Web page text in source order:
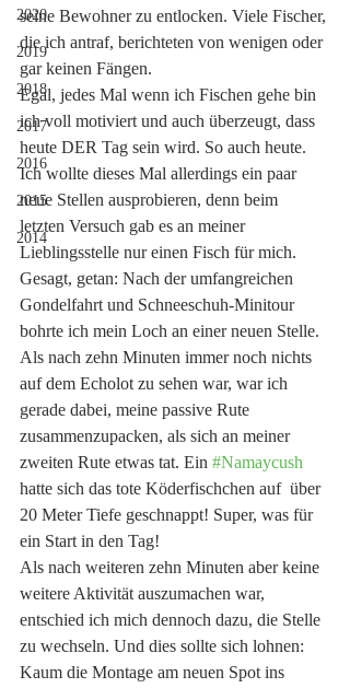
2020
2019
2018
2017
2016
2015
2014
seine Bewohner zu entlocken. Viele Fischer,
die ich antraf, berichteten von wenigen oder
gar keinen Fängen.
Egal, jedes Mal wenn ich Fischen gehe bin
ich voll motiviert und auch überzeugt, dass
heute DER Tag sein wird. So auch heute.
Ich wollte dieses Mal allerdings ein paar
neue Stellen ausprobieren, denn beim
letzten Versuch gab es an meiner
Lieblingsstelle nur einen Fisch für mich.
Gesagt, getan: Nach der umfangreichen
Gondelfahrt und Schneeschuh-Minitour
bohrte ich mein Loch an einer neuen Stelle.
Als nach zehn Minuten immer noch nichts
auf dem Echolot zu sehen war, war ich
gerade dabei, meine passive Rute
zusammenzupacken, als sich an meiner
zweiten Rute etwas tat. Ein #Namaycush
hatte sich das tote Köderfischchen auf  über
20 Meter Tiefe geschnappt! Super, was für
ein Start in den Tag!
Als nach weiteren zehn Minuten aber keine
weitere Aktivität auszumachen war,
entschied ich mich dennoch dazu, die Stelle
zu wechseln. Und dies sollte sich lohnen:
Kaum die Montage am neuen Spot ins